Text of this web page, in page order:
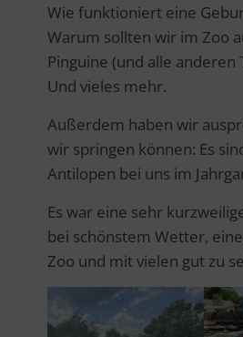
Wie funktioniert eine
Warum sollten wir im Zoo
Pinguine (und alle anderen
Und vieles mehr.
Außerdem haben wir
wir springen können: Es
Antilopen bei uns im
Es war eine sehr
bei schönstem Wetter,
Zoo und mit vielen gut zu